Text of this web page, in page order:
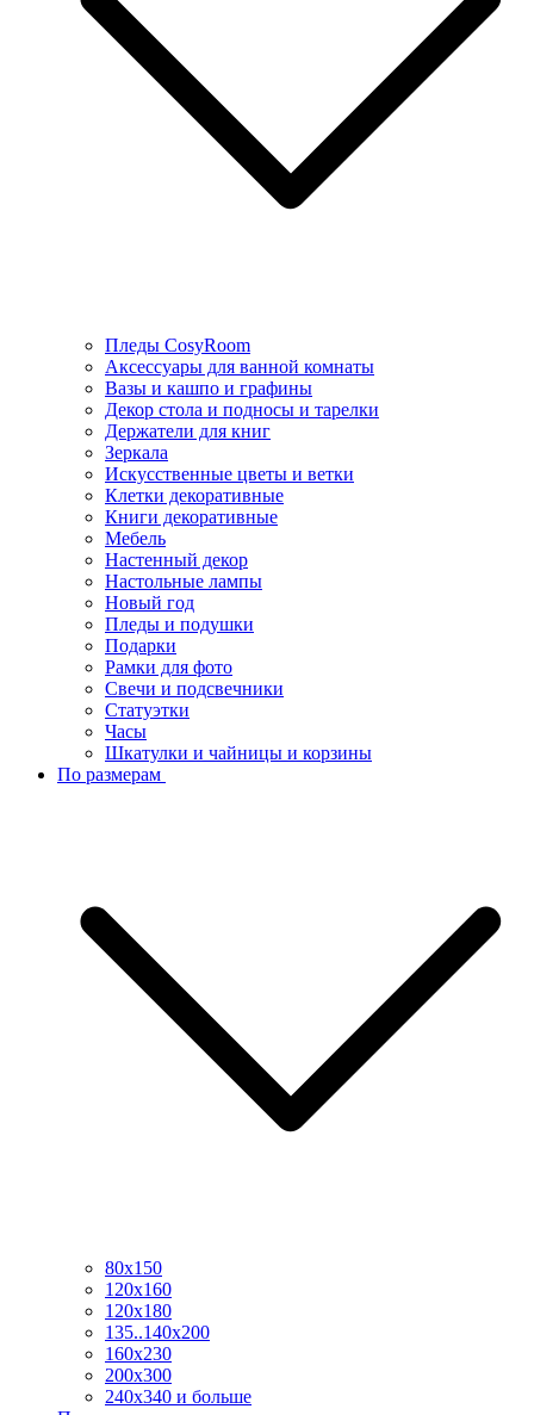
Пледы CosyRoom
Аксессуары для ванной комнаты
Вазы и кашпо и графины
Декор стола и подносы и тарелки
Держатели для книг
Зеркала
Искусcтвенные цветы и ветки
Клетки декоративные
Книги декоративные
Мебель
Настенный декор
Настольные лампы
Новый год
Пледы и подушки
Подарки
Рамки для фото
Свечи и подсвечники
Статуэтки
Часы
Шкатулки и чайницы и корзины
По размерам
80х150
120х160
120х180
135..140х200
160х230
200х300
240х340 и больше